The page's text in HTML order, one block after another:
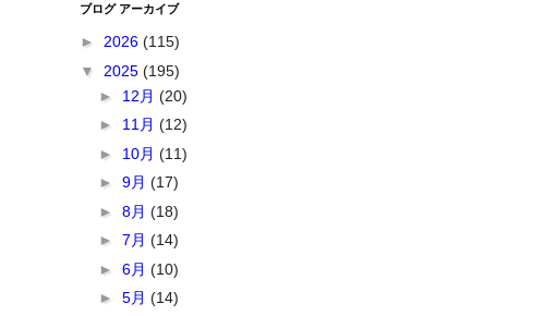
ブログ アーカイブ
► 2026 (115)
▼ 2025 (195)
► 12月 (20)
► 11月 (12)
► 10月 (11)
► 9月 (17)
► 8月 (18)
► 7月 (14)
► 6月 (10)
► 5月 (14)